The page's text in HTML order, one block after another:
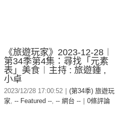
《旅遊玩家》2023-12-28︱
第34季第4集：尋找「元素
表」美食︱主持 : 旅遊鍾 ,
小卓
2023/12/28 17:00:52
(第34季) 旅遊玩
家, -- Featured --, -- 網台 -- 0條評論